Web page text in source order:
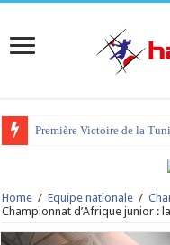
Première Victoire de la
tournoi international
Home / Equipe nationale /
Championnat d’Afrique junior :